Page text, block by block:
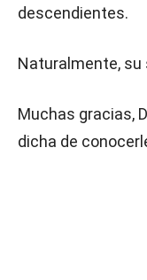
descendientes.
Naturalmente, su
Muchas gracias,
dicha de